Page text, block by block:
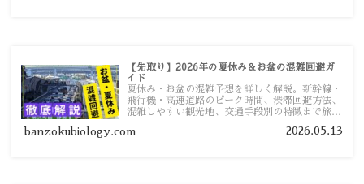
【先取り】2026年の夏休み＆お盆の混雑回避ガ
イド
夏休み・お盆の混雑予想を詳しく解説。新幹線・
飛行機・高速道路のピーク時間、渋滞回避方法、
混雑しやすい観光地、交通手段別の特徴まで旅行
banzokubiology.com 2026.05.13